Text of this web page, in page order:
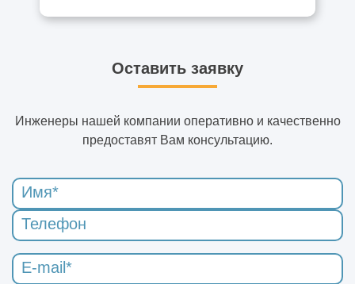
Оставить заявку
Инженеры нашей компании оперативно и качественно
предоставят Вам консультацию.